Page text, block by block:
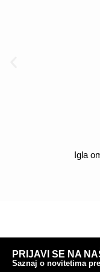
Igla
PRIJAVI SE NA
Saznaj o novitetima